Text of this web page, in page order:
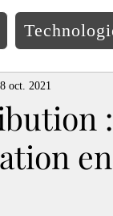
8 oct. 2021